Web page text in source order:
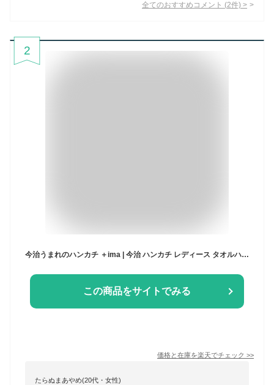
全てのおすすめコメント (2件) >
2
今治うまれのハンカチ ＋ima | 今治 ハンカチ レディース タオルハンカチ プレゼント 女性 プチギフト 送別会 おしゃれ ギフト かわいい ミニタオル ガーゼ 今治タオル お礼 ミニハンカチ 子供 ミニ お祝い 卒園 ホワイトデー ハンドタオル
この商品をサイトでみる
価格と在庫を楽天でチェック >>
たらぬまあやめ(20代・女性)